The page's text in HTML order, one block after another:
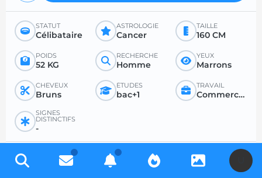
STATUT
Célibataire
ASTROLOGIE
Cancer
TAILLE
160 CM
POIDS
52 KG
RECHERCHE
Homme
YEUX
Marrons
CHEVEUX
Bruns
ÉTUDES
bac+1
TRAVAIL
Commercant et assimilé
SIGNES
DISTINCTIFS
-
PROFIL RECHERCHÉ
ÂGE SOUHAITÉ